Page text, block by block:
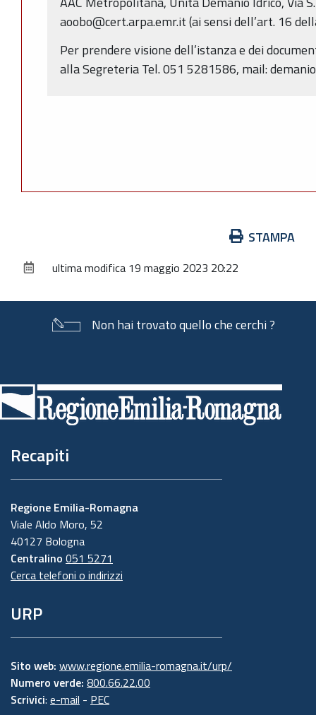
aoobo@cert.arpa.emr.it (ai sensi dell’art. 16
Per prendere visione dell’istanza e dei
alla Segreteria Tel. 051 5281586, mail:
documento
STAMPA
ultima modifica 19 maggio 2023 20:22
Non hai trovato quello che cerchi ?
di
pagina
Recapiti
Regione Emilia-Romagna
Viale Aldo Moro, 52
40127 Bologna
Centralino 051 5271
Cerca telefoni o indirizzi
URP
Sito web: www.regione.emilia-romagna.it/urp/
Numero verde: 800.66.22.00
Scrivici: e-mail - PEC